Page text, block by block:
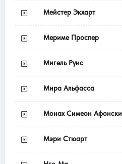
Мейстер Экхарт
Мериме Проспер
Мигель Руис
Мира Альфасса
Монах Симеон
Мэри Стюарт